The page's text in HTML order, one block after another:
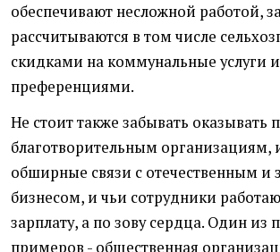
обеспечивают несложной работой,
рассчитываются в том числе
скидками на коммунальные услуги
преференциями.
Не стоит также забывать оказывать
благотворительным
обширные связи с отечественным и
бизнесом, и чьи сотрудники
зарплату, а по зову сердца. Один из
примеров - общественная